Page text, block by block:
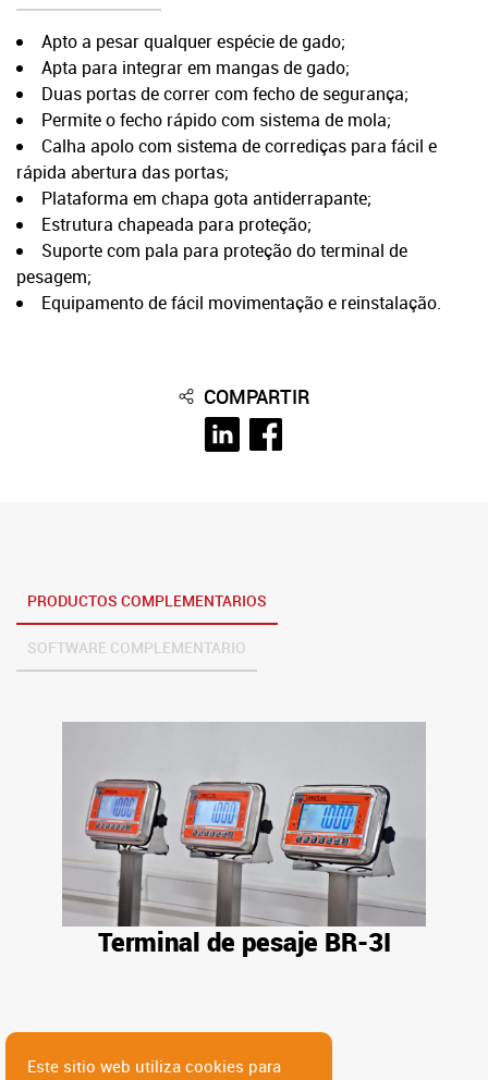
Apto a pesar qualquer espécie de gado;
Apta para integrar em mangas de gado;
Duas portas de correr com fecho de segurança;
Permite o fecho rápido com sistema de mola;
Calha apolo com sistema de corrediças para fácil e
rápida abertura das portas;
Plataforma em chapa gota antiderrapante;
Estrutura chapeada para proteção;
Suporte com pala para proteção do terminal de
pesagem;
Equipamento de fácil movimentação e reinstalação.
2.500 mm 900 mm
*Las dimensiones de la Báscula Ganadera pueden
Lector de etiquetas RFID;
Impresión de billetes;
Desarrollo de software adaptado a las necesidades del
transacciones comerciales.
Solicitud de cotización
HE LEÍDO Y ACEPTO LASPOLÍTICAS DE PRIVACIDAD.
ENVIAR
COMPARTIR
PRODUCTOS COMPLEMENTARIOS
SOFTWARE COMPLEMENTARIO
Terminal de pesaje BR-3I
Este sitio web utiliza cookies para